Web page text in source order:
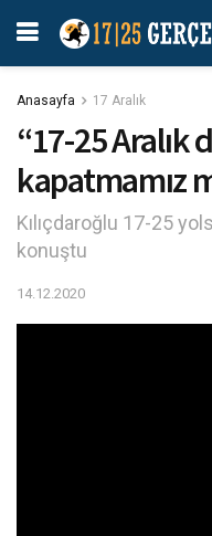
Anasayfa 17 Aralık
“17-25 Aralık
kapatmamız
Kılıçdaroğlu 17-25
konuştu
14.12.2020